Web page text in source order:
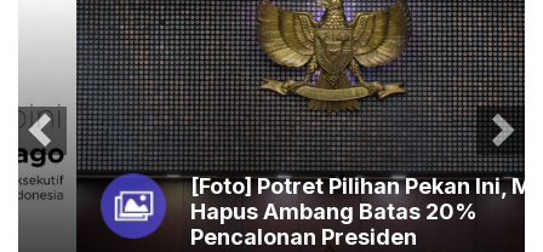
[Foto] Potret Pilihan Pekan Ini, MK
Hapus Ambang Batas 20%
Pencalonan Presiden